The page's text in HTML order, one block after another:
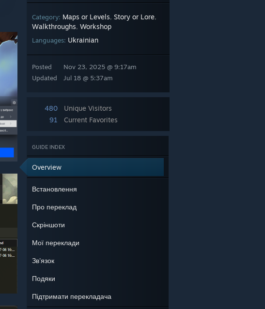
Category: Maps or Levels, Story or Lore,
Walkthroughs, Workshop
Languages: Ukrainian
Posted
Updated
Nov 23, 2025 @ 9:17am
Jul 18 @ 5:37am
480
Unique Visitors
91
Current Favorites
GUIDE INDEX
Overview
Встановлення
Про переклад
Скріншоти
Мої переклади
Зв'язок
Подяки
Підтримати перекладача